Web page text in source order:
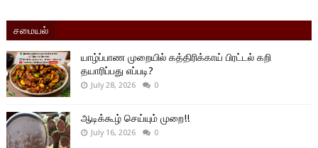
சமையல்
யாழ்ப்பாண முறையில் கத்திரிக்காய் பிரட்டல் கறி
தயாரிப்பது எப்படி?
July 28, 2026 0
ஆடிக்கூழ் செய்யும் முறை!!
July 16, 2026 0